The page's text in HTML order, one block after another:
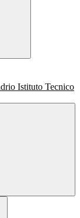
Istituto Tecnico